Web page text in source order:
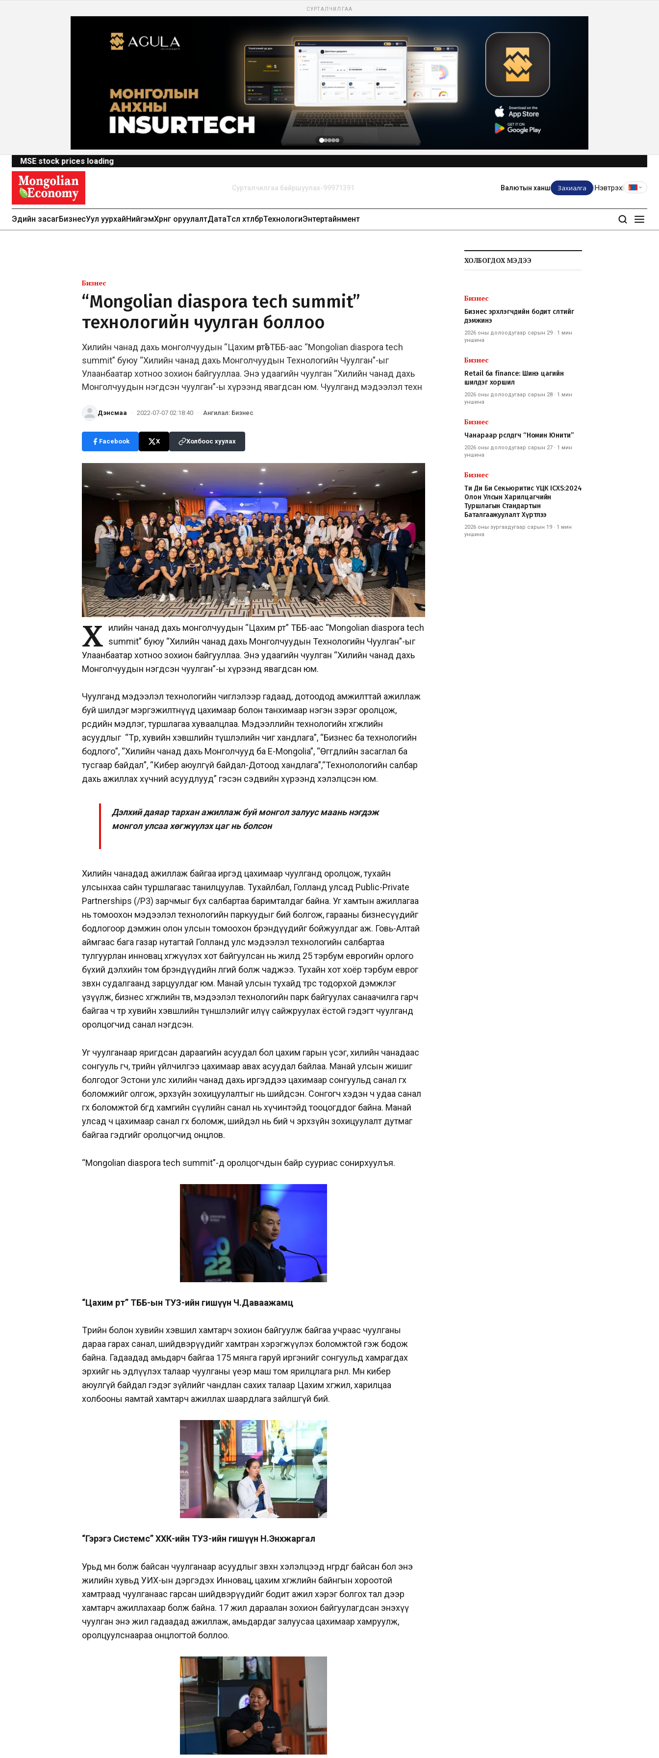
СУРТАЛЧИЛГАА
MSE stock prices loading
Сурталчилгаа байршуулах-99971391 Валютын ханш Захиалга Нэвтрэх
Эдийн засагБизнесУул уурхайНийгэмХөрөнгө оруулалтДатаТөсөл хөтөлбөрТехнологиЭнтертайнмент
Бизнес
“Mongolian diaspora tech summit”
технологийн чуулган боллоо
Хилийн чанад дахь монголчуудын “Цахим өртөө” ТББ-аас “Mongolian diaspora tech
summit” буюу “Хилийн чанад дахь Монголчуудын Технологийн Чуулган”-ыг
Улаанбаатар хотноо зохион байгууллаа. Энэ удаагийн чуулган “Хилийн чанад дахь
Монголчуудын нэгдсэн чуулган”-ы хүрээнд явагдсан юм. Чуулганд мэдээлэл техн
Дэнсмаа · 2022-07-07 02:18:40 · Ангилал: Бизнес
Facebook X Холбоос хуулах
Х илийн чанад дахь монголчуудын “Цахим өртөө” ТББ-аас “Mongolian diaspora tech
summit” буюу “Хилийн чанад дахь Монголчуудын Технологийн Чуулган”-ыг
Улаанбаатар хотноо зохион байгууллаа. Энэ удаагийн чуулган “Хилийн чанад дахь
Монголчуудын нэгдсэн чуулган”-ы хүрээнд явагдсан юм.
Чуулганд мэдээлэл технологийн чиглэлээр гадаад, дотоодод амжилттай ажиллаж
буй шилдэг мэргэжилтнүүд цахимаар болон танхимаар нэгэн зэрэг оролцож,
өөрсдийн мэдлэг, туршлагаа хуваалцлаа. Мэдээллийн технологийн хөгжлийн
асуудлыг “Төр, хувийн хэвшлийн түшлэлийн чиг хандлага”, “Бизнес ба технологийн
бодлого”, “Хилийн чанад дахь Монголчууд ба E-Mongolia”, “Өгөгдлийн засаглал ба
тусгаар байдал”, “Кибер аюулгүй байдал-Дотоод хандлага”,“Технолологийн салбар
дахь ажиллах хүчний асуудлууд” гэсэн сэдвийн хүрээнд хэлэлцсэн юм.
Дэлхий даяар тархан ажиллаж буй монгол залуус маань нэгдэж
монгол улсаа хөгжүүлэх цаг нь болсон
Хилийн чанадад ажиллаж байгаа иргэд цахимаар чуулганд оролцож, тухайн
улсынхаа сайн туршлагаас танилцуулав. Тухайлбал, Голланд улсад Public-Private
Partnerships (/Р3) зарчмыг бүх салбартаа баримталдаг байна. Уг хамтын ажиллагаа
нь томоохон мэдээлэл технологийн паркуудыг бий болгож, гарааны бизнесүүдийг
бодлогоор дэмжин олон улсын томоохон брэндүүдийг бойжуулдаг аж. Говь-Алтай
аймгаас бага газар нутагтай Голланд улс мэдээлэл технологийн салбартаа
тулгуурлан инновац хөгжүүлэх хот байгуулсан нь жилд 25 тэрбум еврогийн орлого
бүхий дэлхийн том брэндүүдийн өлгий болж чаджээ. Тухайн хот хоёр тэрбум еврог
зөвхөн судалгаанд зарцуулдаг юм. Манай улсын тухайд төрөөс тодорхой дэмжлэг
үзүүлж, бизнес хөгжлийн төв, мэдээлэл технологийн парк байгуулах санаачилга гарч
байгаа ч төр хувийн хэвшлийн түншлэлийг илүү сайжруулах ёстой гэдэгт чуулганд
оролцогчид санал нэгдсэн.
Уг чуулганаар яригдсан дараагийн асуудал бол цахим гарын үсэг, хилийн чанадаас
сонгууль өгч, төрийн үйлчилгээ цахимаар авах асуудал байлаа. Манай улсын жишиг
болгодог Эстони улс хилийн чанад дахь иргэддээ цахимаар сонгуульд санал өгөх
боломжийг олгож, эрхзүйн зохицуулалтыг нь шийдсэн. Сонгогч хэдэн ч удаа санал
өгөх боломжтой бөгөөд хамгийн сүүлийн санал нь хүчинтэйд тооцогддог байна. Манай
улсад ч цахимаар санал өгөх боломж, шийдэл нь бий ч эрхзүйн зохицуулалт дутмаг
байгаа гэдгийг оролцогчид онцлов.
“Mongolian diaspora tech summit”-д оролцогчдын байр сууриас сонирхуулъя.
“Цахим өртөө” ТББ-ын ТУЗ-ийн гишүүн Ч.Даваажамц
Төрийн болон хувийн хэвшил хамтарч зохион байгуулж байгаа учраас чуулганы
дараа гарах санал, шийдвэрүүдийг хамтран хэрэгжүүлэх боломжтой гэж бодож
байна. Гадаадад амьдарч байгаа 175 мянга гаруй иргэнийг сонгуульд хамрагдах
эрхийг нь эдлүүлэх талаар чуулганы үеэр маш том ярилцлага өрнөлөө. Мөн кибер
аюулгүй байдал гэдэг зүйлийг чандлан сахих талаар Цахим хөгжил, харилцаа
холбооны яамтай хамтарч ажиллах шаардлага зайлшгүй бий.
“Гэрэгэ Системс” ХХК-ийн ТУЗ-ийн гишүүн Н.Энхжаргал
Урьд өмнө болж байсан чуулганаар асуудлыг зөвхөн хэлэлцээд өнгөрдөг байсан бол энэ
жилийн хувьд УИХ-ын дэргэдэх Инновац, цахим хөгжлийн байнгын хороотой
хамтраад чуулганаас гарсан шийдвэрүүдийг бодит ажил хэрэг болгох тал дээр
хамтарч ажиллахаар болж байна. 17 жил дараалан зохион байгуулагдсан энэхүү
чуулган энэ жил гадаадад ажиллаж, амьдардаг залуусаа цахимаар хамруулж,
оролцуулснаараа онцлогтой боллоо.
ХОЛБОГДОХ МЭДЭЭ
Бизнес
Бизнес эрхлэгчдийн бодит өсөлтийг
дэмжинэ
2026 оны долоодугаар сарын 29 · 1 мин
уншина
Бизнес
Retail ба finance: Шинэ цагийн
шилдэг хоршил
2026 оны долоодугаар сарын 28 · 1 мин
уншина
Бизнес
Чанараар өрсөлдөгч “Номин Юнити”
2026 оны долоодугаар сарын 27 · 1 мин
уншина
Бизнес
Ти Ди Би Секьюритис ҮЦК ICXS:2024
Олон Улсын Харилцагчийн
Туршлагын Стандартын
Баталгаажуулалт Хүртлээ
2026 оны зургаадугаар сарын 19 · 1 мин
уншина